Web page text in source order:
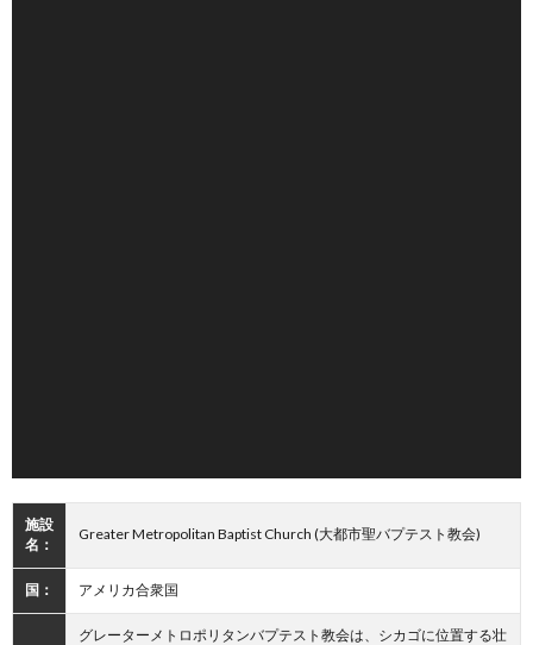
施設
名：
Greater Metropolitan Baptist Church (大都市聖バプテスト教会)
国： アメリカ合衆国
グレーターメトロポリタンバプテスト教会は、シカゴに位置する壮